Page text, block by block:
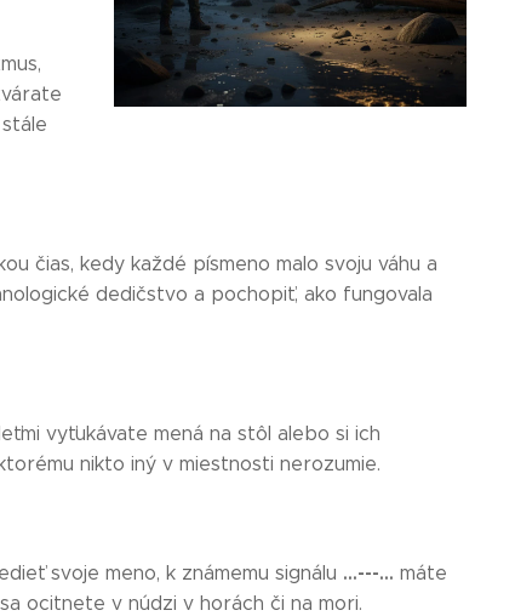
čias, kedy každé písmeno malo svoju váhu a
dedičstvo a pochopiť, ako fungovala
vyťukávate mená na stôl alebo si ich
nikto iný v miestnosti nerozumie.
svoje meno, k známemu signálu ...---... máte
ocitnete v núdzi v horách či na mori.